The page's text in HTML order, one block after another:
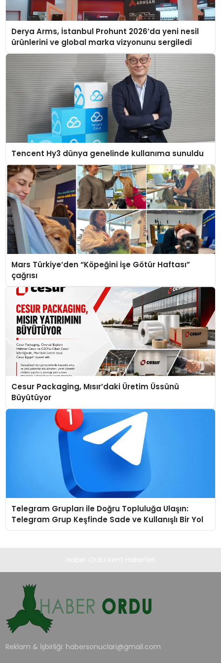
Derya Arms, İstanbul Prohunt 2026’da yeni nesil
ürünlerini ve global marka vizyonunu sergiledi
Tencent Hy3 dünya genelinde kullanıma sunuldu
Mars Türkiye’den “Köpeğini İşe Götür Haftası”
çağrısı
Cesur Packaging, Mısır’daki Üretim Üssünü
Büyütüyor
Telegram Grupları ile Doğru Topluluğa Ulaşın:
Telegram Grup Keşfinde Sade ve Kullanışlı Bir Yol
Reklam & İşbirliği: habersonuclari@gmail.com